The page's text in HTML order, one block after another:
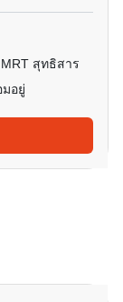
สุทธิสาร
อยู่